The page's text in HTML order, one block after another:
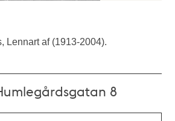
Lennart af (1913-2004).
8